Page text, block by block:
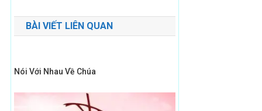
hướng
bàiBÀI VIẾT LIÊN QUAN
Nói Với Nhau Về Chúa